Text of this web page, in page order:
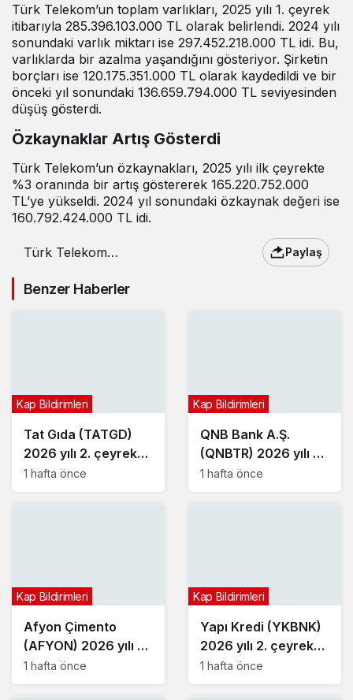
Türk Telekom’un toplam varlıkları, 2025 yılı 1. çeyrek
itibarıyla 285.396.103.000 TL olarak belirlendi. 2024 yılı
sonundaki varlık miktarı ise 297.452.218.000 TL idi. Bu,
varlıklarda bir azalma yaşandığını gösteriyor. Şirketin
borçları ise 120.175.351.000 TL olarak kaydedildi ve bir
önceki yıl sonundaki 136.659.794.000 TL seviyesinden
düşüş gösterdi.
Özkaynaklar Artış Gösterdi
Türk Telekom’un özkaynakları, 2025 yılı ilk çeyrekte
%3 oranında bir artış göstererek 165.220.752.000
TL’ye yükseldi. 2024 yıl sonundaki özkaynak değeri ise
160.792.424.000 TL idi.
Türk Telekom
çeyrek bilançosunu
açıkladı
Paylaş
Benzer Haberler
Tat Gıda (TATGD)
2026 yılı 2. çeyrek
bilançosunu açıkladı
Kap Bildirimleri
1 hafta önce
QNB Bank A.Ş.
(QNBTR) 2026 yılı 2.
çeyrek bilançosunu
Kap Bildirimleri
1 hafta önce
Afyon Çimento
(AFYON) 2026 yılı 2.
çeyrek bilançosunu
Kap Bildirimleri
1 hafta önce
Yapı Kredi (YKBNK)
2026 yılı 2. çeyrek
bilançosunu açıkladı
Kap Bildirimleri
1 hafta önce